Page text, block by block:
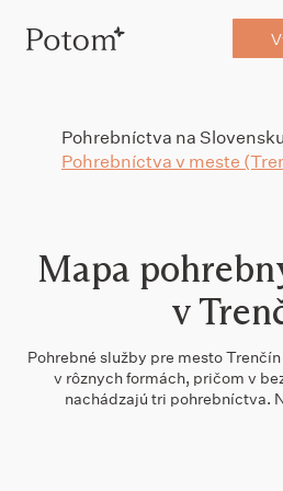
Pohrebníctva na Slovensku
Pohrebníctva v meste
Mapa
v
Pohrebné služby pre mesto
v rôznych formách, pričom v
nachádzajú tri pohrebníctva.